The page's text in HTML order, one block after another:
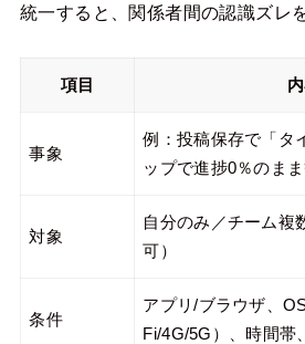
統一すると、関係者間の認識ズレ
項目
事象
例：投稿保存で「タ
ップで進捗0％のま
対象
自分のみ／チーム複
可）
条件
アプリ/ブラウザ、
Fi/4G/5G）、時間帯